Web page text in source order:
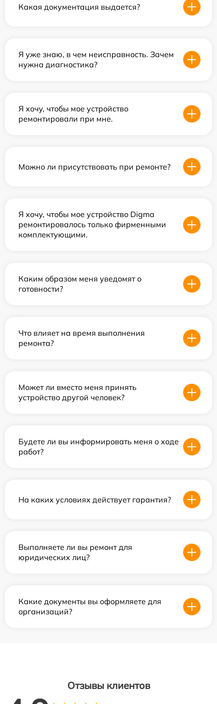
Какая документация выдается?
Я уже знаю, в чем неисправность. Зачем
нужна диагностика?
Я хочу, чтобы мое устройство
ремонтировали при мне.
Можно ли присутствовать при ремонте?
Я хочу, чтобы мое устройство Digma
ремонтировалось только фирменными
комплектующими.
Каким образом меня уведомят о
готовности?
Что влияет на время выполнения
ремонта?
Может ли вместо меня принять
устройство другой человек?
Будете ли вы информировать меня о ходе
работ?
На каких условиях действует гарантия?
Выполняете ли вы ремонт для
юридических лиц?
Какие документы вы оформляете для
организаций?
Отзывы клиентов